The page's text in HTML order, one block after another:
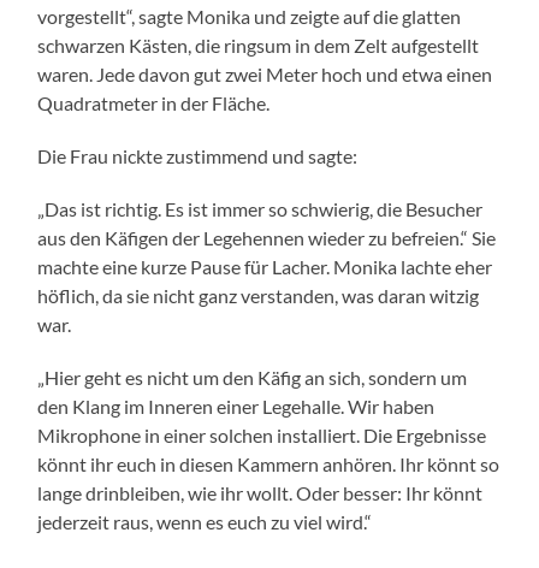
vorgestellt“, sagte Monika und zeigte auf die glatten
schwarzen Kästen, die ringsum in dem Zelt aufgestellt
waren. Jede davon gut zwei Meter hoch und etwa einen
Quadratmeter in der Fläche.
Die Frau nickte zustimmend und sagte:
„Das ist richtig. Es ist immer so schwierig, die Besucher
aus den Käfigen der Legehennen wieder zu befreien.“ Sie
machte eine kurze Pause für Lacher. Monika lachte eher
höflich, da sie nicht ganz verstanden, was daran witzig
war.
„Hier geht es nicht um den Käfig an sich, sondern um
den Klang im Inneren einer Legehalle. Wir haben
Mikrophone in einer solchen installiert. Die Ergebnisse
könnt ihr euch in diesen Kammern anhören. Ihr könnt so
lange drinbleiben, wie ihr wollt. Oder besser: Ihr könnt
jederzeit raus, wenn es euch zu viel wird.“